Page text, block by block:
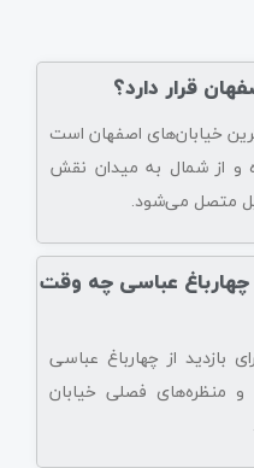
قرار دارد؟
خیابان‌های اصفهان است
و از شمال به میدان نقش
متصل می‌شود.
چهارباغ عباسی چه وقت
بازدید از چهارباغ عباسی
منظره‌های فصلی خیابان